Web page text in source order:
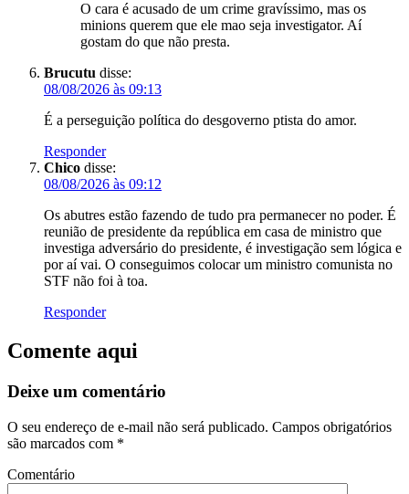
O cara é acusado de um crime gravíssimo, mas os
minions querem que ele mao seja investigator. Aí
gostam do que não presta.
Brucutu disse:
08/08/2026 às 09:13
É a perseguição política do desgoverno ptista do amor.
Responder
Chico disse:
08/08/2026 às 09:12
Os abutres estão fazendo de tudo pra permanecer no poder. É
reunião de presidente da república em casa de ministro que
investiga adversário do presidente, é investigação sem lógica e
por aí vai. O conseguimos colocar um ministro comunista no
STF não foi à toa.
Responder
Comente aqui
Deixe um comentário
O seu endereço de e-mail não será publicado. Campos obrigatórios
são marcados com *
Comentário